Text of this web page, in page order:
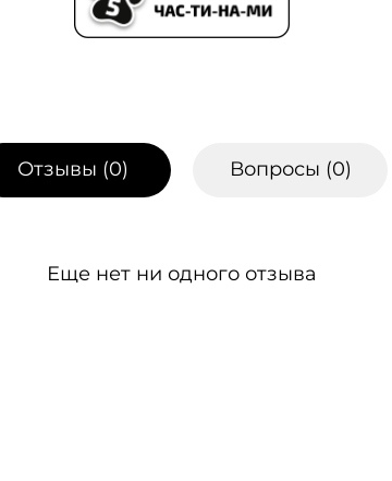
Отзывы (0) Вопросы (0)
Еще нет ни одного отзыва